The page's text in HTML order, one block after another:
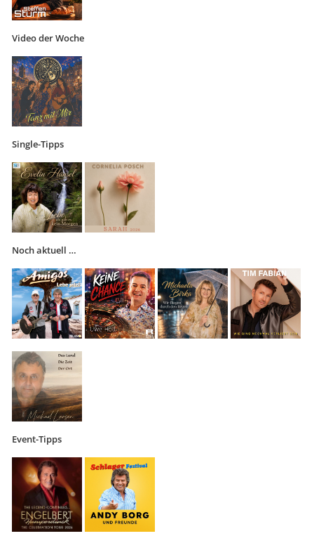
Video der Woche
Single-Tipps
Noch aktuell …
Event-Tipps